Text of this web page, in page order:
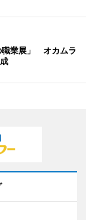
職業展」 オカムラ